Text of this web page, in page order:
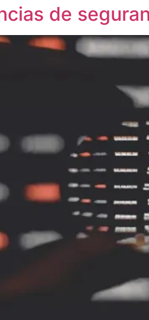
de